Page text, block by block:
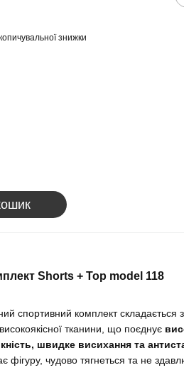
знижки
Shorts + Top model 118
спортивний комплект складається
тканини, що поєднує
швидке висихання та
фігуру, чудово тягнеться та не